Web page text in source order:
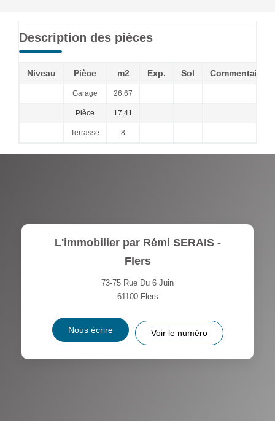
Description des pièces
Niveau Pièce m2 Exp. Sol Commentaires
Garage 26,67
Pièce 17,41
Terrasse 8
L'immobilier par Rémi SERAIS -
Flers
73-75 Rue Du 6 Juin
61100 Flers
Nous écrire Voir le numéro